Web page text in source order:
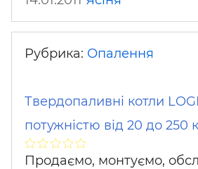
Рубрика: Опалення
Твердопаливні котли
потужністю від 20 до 250
Продаємо, монтуємо,